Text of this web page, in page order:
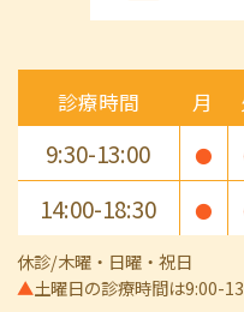
診療時間 月
9:30-13:00 ●
14:00-18:30 ●
休診/木曜・日曜・祝日
▲土曜日の診療時間は9:00-